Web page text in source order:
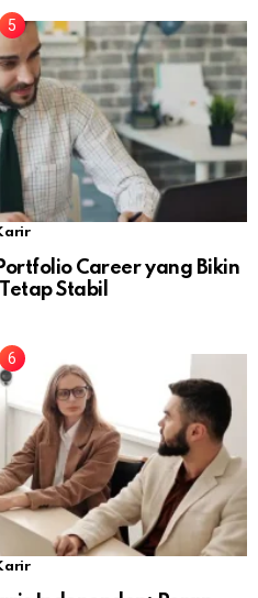
Career yang Bikin
Stabil